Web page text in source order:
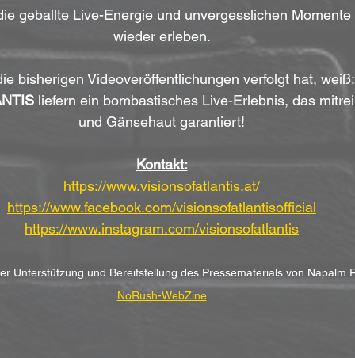
geballte Live-Energie und unvergesslichen
wieder erleben.
bisherigen Videoveröffentlichungen verfolgt hat,
liefern ein bombastisches Live-Erlebnis, das
und Gänsehaut garantiert!
Kontakt:
https://www.visionsofatlantis.at/
https://www.facebook.com/visionsofatlantisofficial
https://www.instagram.com/visionsofatlantis
Unterstützung und Bereitstellung des Pressematerials von Napalm
NoRush-WebZine